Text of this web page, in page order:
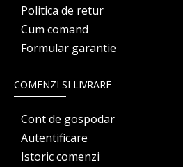
Politica de retur
Cum comand
Formular garantie
COMENZI SI LIVRARE
Cont de gospodar
Autentificare
Istoric comenzi